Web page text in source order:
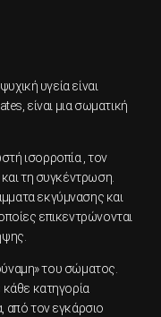
υγεία είναι
είναι μια σωματική
ισορροπία , τον
τη συγκέντρωση.
εκγύμνασης και
επικεντρώνονται
του σώματος.
κάθε κατηγορία
από τον εγκάρσιο